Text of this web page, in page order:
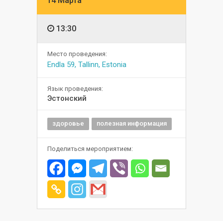
13:30
Место проведения:
Endla 59, Tallinn, Estonia
Язык проведения:
Эстонский
здоровье полезная информация
Поделиться мероприятием: